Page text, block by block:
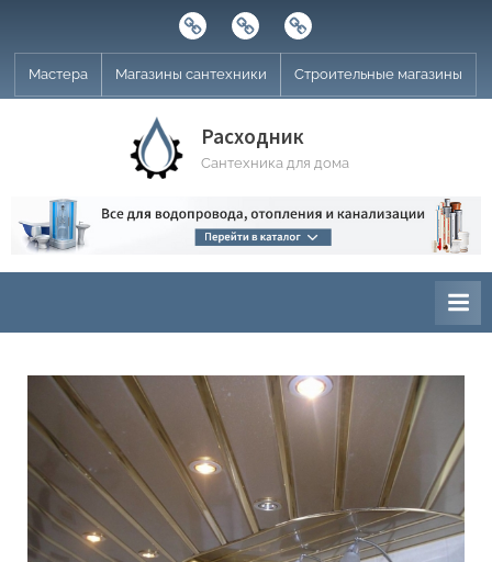
content
Строительные
магазины
МастераМагазины
сантехники
Мастера Магазины сантехники Строительные магазины
Расходник
Сантехника для дома